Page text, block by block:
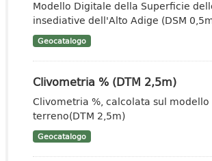
Modello Digitale della Superficie
insediative dell'Alto Adige (DSM
Geocatalogo
Clivometria % (DTM 2,5m)
Clivometria %, calcolata sul
terreno(DTM 2,5m)
Geocatalogo